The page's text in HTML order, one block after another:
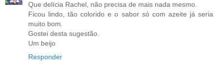
Que delícia Rachel, não precisa de mais nada mesmo.
Ficou lindo, tão colorido e o sabor só com azeite já seria
muito bom.
Gostei desta sugestão.
Um beijo
Responder